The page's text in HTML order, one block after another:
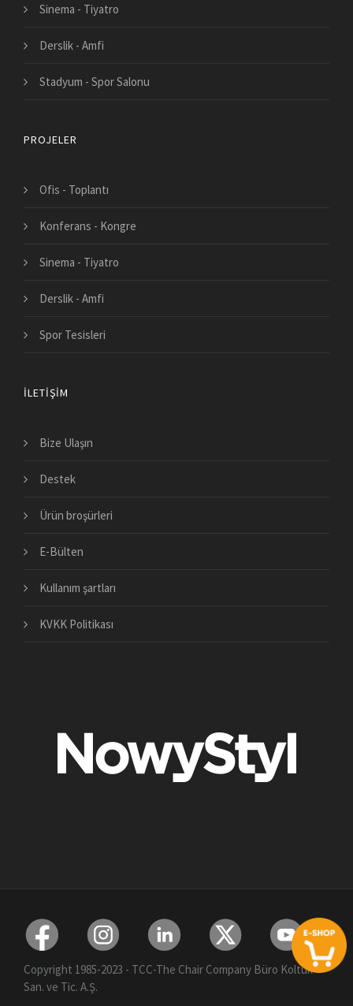
Sinema - Tiyatro
Derslik - Amfi
Stadyum - Spor Salonu
PROJELER
Ofis - Toplantı
Konferans - Kongre
Sinema - Tiyatro
Derslik - Amfi
Spor Tesisleri
İLETIŞIM
Bize Ulaşın
Destek
Ürün broşürleri
E-Bülten
Kullanım şartları
KVKK Politikası
Copyright 1985-2023 - TCC-The Chair Company Büro Koltuk
San. ve Tic. A.Ş.